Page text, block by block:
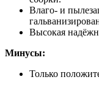
Влаго- и
Высокая
Минусы:
Только